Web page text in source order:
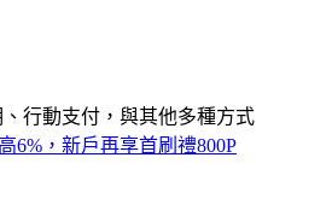
行動支付，與其他多種方式
6%，新戶再享首刷禮800P